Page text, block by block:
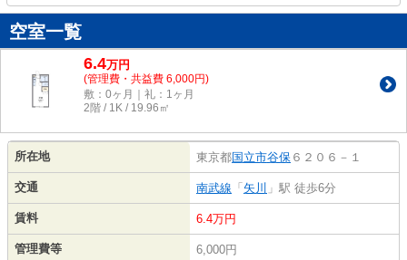
空室一覧
6.4万円
(管理費・共益費 6,000円)
敷：0ヶ月｜礼：1ヶ月
2階 / 1K / 19.96㎡
所在地 東京都国立市谷保 ６２０６－１
交通 南武線 「 矢川 」駅 徒歩6分
賃料 6.4万円
管理費等 6,000円